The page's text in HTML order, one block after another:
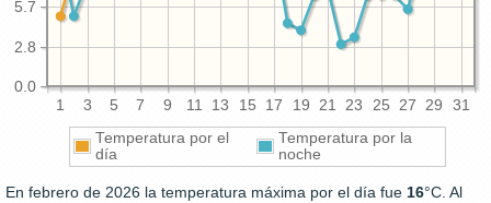
1 3 5 7 9 11 13 15 17 19 21 23 25 27 29 31
0.0
2.8
5.7
Temperatura por el
día
Temperatura por la
noche
En febrero de 2026 la temperatura máxima por el día fue 16°C. Al